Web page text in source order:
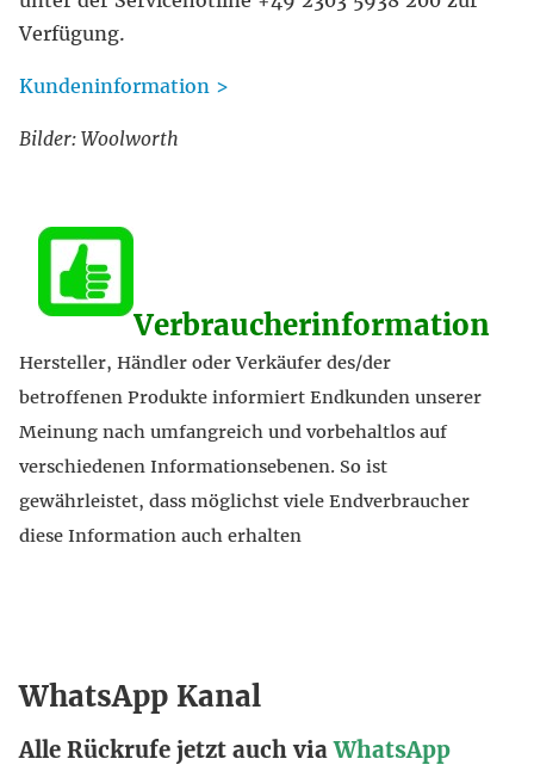
Verfügung.
Kundeninformation >
Bilder: Woolworth
Verbraucherinformation
Hersteller, Händler oder Verkäufer des/der
betroffenen Produkte informiert Endkunden unserer
Meinung nach umfangreich und vorbehaltlos auf
verschiedenen Informationsebenen. So ist
gewährleistet, dass möglichst viele Endverbraucher
diese Information auch erhalten
WhatsApp Kanal
Alle Rückrufe jetzt auch viaWhatsApp